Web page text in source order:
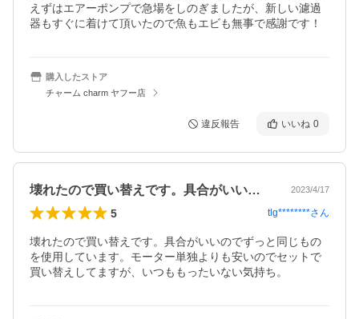
えずはエアーポンプで急場をしのぎましたが、新しい濾過
器もすぐに着けて頂いたので魚もエビも無事で感謝です！
購入したストア
チャーム charm ヤフー店
違反報告 いいね 0
壊れたので買い替えです。具合がいいので… 2023/4/17
5 tlg********さん
壊れたので買い替えです。具合がいいのでずっと同じもの
を使用しています。モーター単独よりも安いのでセットで
買い替えしてますが、いつももったいない気持ち。